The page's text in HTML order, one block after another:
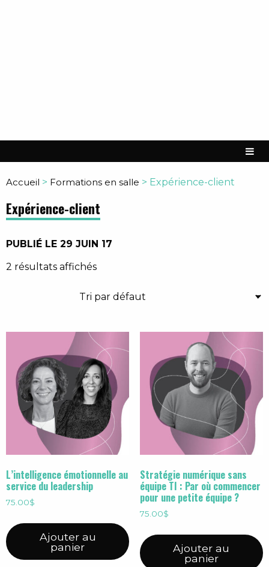
Accueil > Formations en salle > Expérience-client
Expérience-client
PUBLIÉ LE 29 JUIN 17
2 résultats affichés
L’intelligence émotionnelle au
service du leadership
75.00$
Ajouter au
panier
Stratégie numérique sans
équipe TI : Par où commencer
pour une petite équipe ?
75.00$
Ajouter au
panier